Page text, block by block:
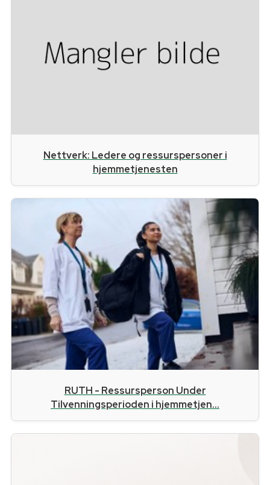
Nettverk: Ledere og ressurspersoner i
hjemmetjenesten
RUTH - Ressursperson Under
Tilvenningsperioden i hjemmetjen...